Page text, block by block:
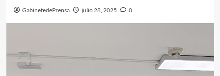
GabinetedePrensa julio 28, 2025 0